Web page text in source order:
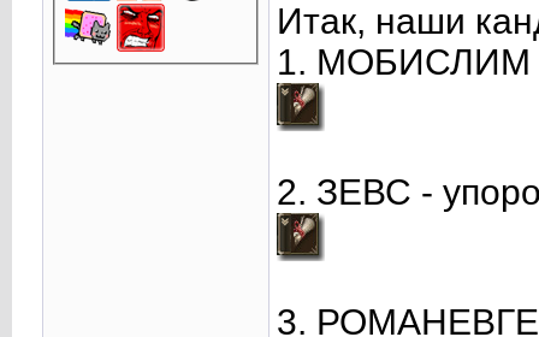
Итак, наши
1. МОБИСЛИМ -
2. ЗЕВС -
3.